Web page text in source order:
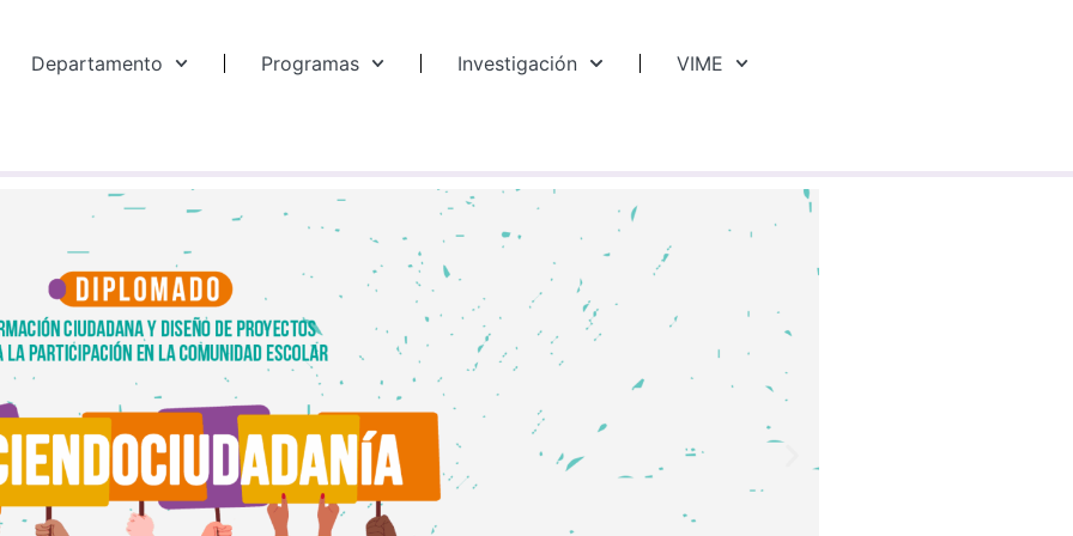
Departamento Programas Investigación VIME